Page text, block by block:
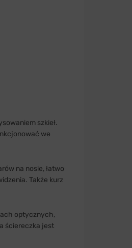
szkieł.
we
na nosie, łatwo
Także kurz
optycznych,
ściereczka jest